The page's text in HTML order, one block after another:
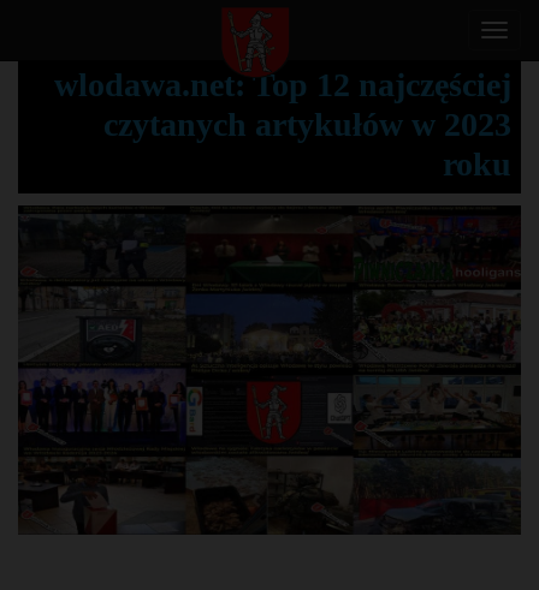
T
g
g
e
n
v
i
g
a
t
i
wlodawa.net: Top 12 najczęściej
czytanych artykułów w 2023
roku